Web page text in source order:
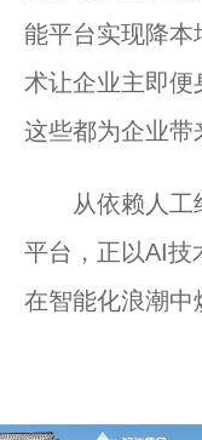
能平台实现降本
术让企业主即
这些都为企业带
从依赖人工经
平台，正以AI技
在智能化浪潮中